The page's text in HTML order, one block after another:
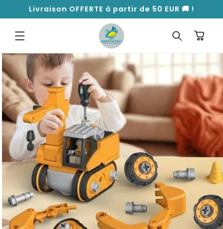
PASSER
AU
Livraison OFFERTE à partir de 50 EUR 🚚 !
Panier
PASSER AUX
INFORMATIONS
PRODUITS